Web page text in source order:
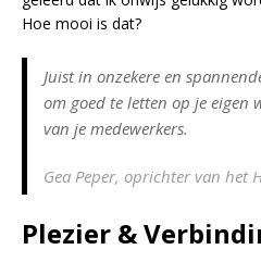
Hoe mooi is dat?
Juist in onzekere en
om goed te letten op je eigen
van je medewerkers.
Gea Peper, oprichter van het
Plezier &